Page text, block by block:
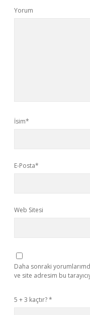
Yorum
İsim*
E-Posta*
Web Sitesi
Daha sonraki
ve site adresim bu
5 + 3 kaçtır?*